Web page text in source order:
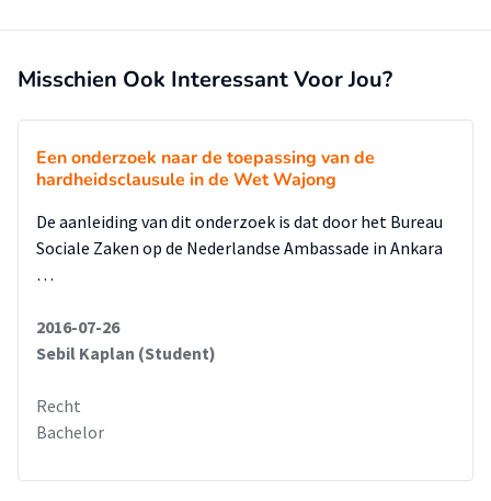
Misschien Ook Interessant Voor Jou?
Een onderzoek naar de toepassing van de
hardheidsclausule in de Wet Wajong
De aanleiding van dit onderzoek is dat door het Bureau
Sociale Zaken op de Nederlandse Ambassade in Ankara
…
2016-07-26
Sebil Kaplan (Student)
Recht
Bachelor